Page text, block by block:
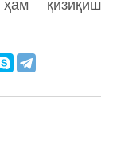
қизиқиш